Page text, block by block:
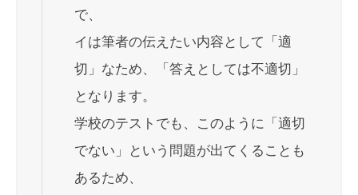
で、
イは筆者の伝えたい内容として「適
切」なため、「答えとしては不適切」
となります。
学校のテストでも、このように「適切
でない」という問題が出てくることも
あるため、